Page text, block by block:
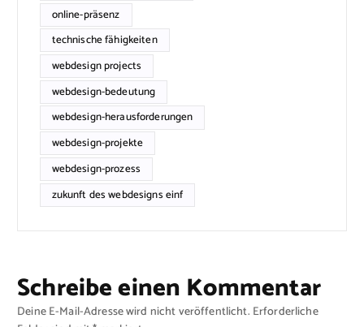
online-präsenz
technische fähigkeiten
webdesign projects
webdesign-bedeutung
webdesign-herausforderungen
webdesign-projekte
webdesign-prozess
zukunft des webdesigns einf
Schreibe einen Kommentar
Deine E-Mail-Adresse wird nicht veröffentlicht. Erforderliche